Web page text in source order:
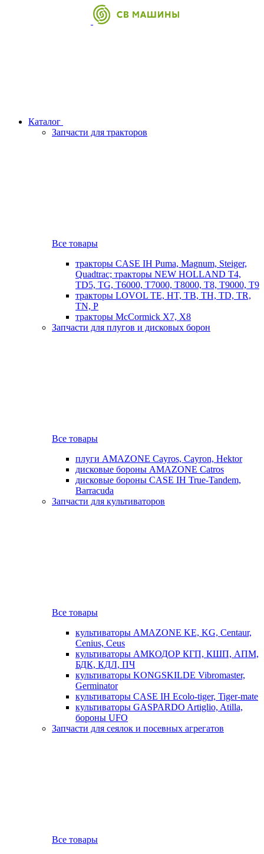
Каталог
Запчасти для тракторов
Все товары
тракторы CASE IH Puma, Magnum, Steiger,
Quadtrac; тракторы NEW HOLLAND T4,
TD5, TG, T6000, T7000, T8000, T8, T9000, T9
тракторы LOVOL TE, HT, TB, TH, TD, TR,
TN, P
тракторы McCormick X7, X8
Запчасти для плугов и дисковых борон
Все товары
плуги AMAZONE Cayros, Cayron, Hektor
дисковые бороны AMAZONE Catros
дисковые бороны CASE IH True-Tandem,
Barracuda
Запчасти для культиваторов
Все товары
культиваторы AMAZONE KE, KG, Centaur,
Cenius, Ceus
культиваторы АМКОДОР КГП, КШП, АПМ,
БДК, КДЛ, ПЧ
культиваторы KONGSKILDE Vibromaster,
Germinator
культиваторы CASE IH Ecolo-tiger, Tiger-mate
культиваторы GASPARDO Artiglio, Atilla,
бороны UFO
Запчасти для сеялок и посевных агрегатов
Все товары